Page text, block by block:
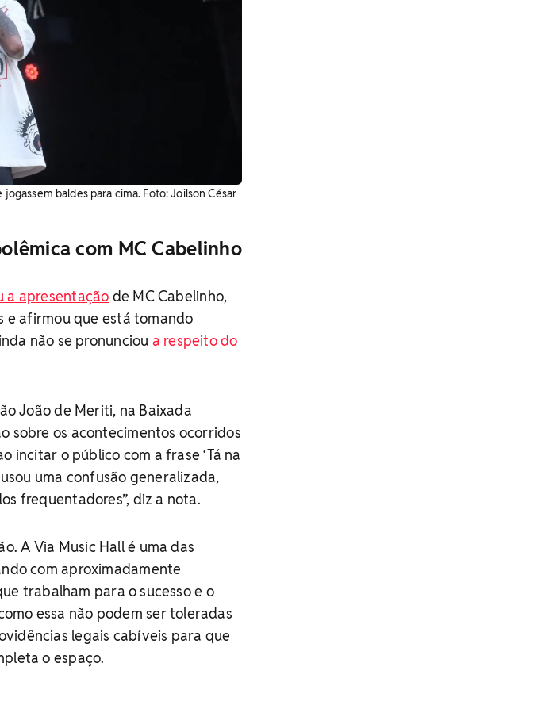
baldes para cima. Foto: Joilson César
com MC Cabelinho
a apresentação de MC Cabelinho,
e afirmou que está tomando
não se pronunciou a respeito do
João de Meriti, na Baixada
sobre os acontecimentos ocorridos
o público com a frase ‘Tá na
uma confusão generalizada,
frequentadores”, diz a nota.
A Via Music Hall é uma das
com aproximadamente
trabalham para o sucesso e o
essa não podem ser toleradas
legais cabíveis para que
o espaço.